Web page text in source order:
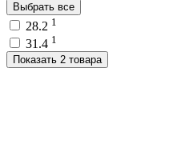
Выбрать все
28.2 1
31.4 1
Показать 2 товара